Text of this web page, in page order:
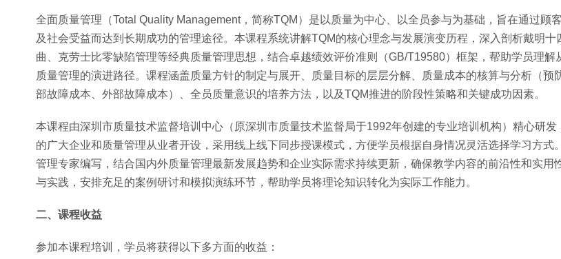
全面质量管理（Total Quality Management，简称TQM）是以质量为中心、以全员参与为基础，旨在通过顾
及社会受益而达到长期成功的管理途径。本课程系统讲解TQM的核心理念与发展演变历程，深入剖析戴明十
曲、克劳士比零缺陷管理等经典质量管理思想，结合卓越绩效评价准则（GB/T19580）框架，帮助学员理解
质量管理的演进路径。课程涵盖质量方针的制定与展开、质量目标的层层分解、质量成本的核算与分析（预
部故障成本、外部故障成本）、全员质量意识的培养方法，以及TQM推进的阶段性策略和关键成功因素。
本课程由深圳市质量技术监督培训中心（原深圳市质量技术监督局于1992年创建的专业培训机构）精心研发
的广大企业和质量管理从业者开设，采用线上线下同步授课模式，方便学员根据自身情况灵活选择学习方式
管理专家编写，结合国内外质量管理最新发展趋势和企业实际需求持续更新，确保教学内容的前沿性和实用
与实践，安排充足的案例研讨和模拟演练环节，帮助学员将理论知识转化为实际工作能力。
二、课程收益
参加本课程培训，学员将获得以下多方面的收益：